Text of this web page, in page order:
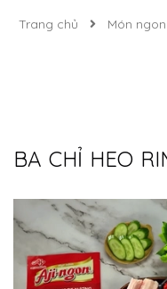
Trang chủ Món
BA CHỈ HEO